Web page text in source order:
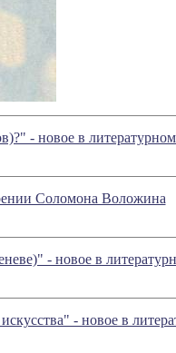
- новое в
Соломона Воложина
- новое в
- новое в